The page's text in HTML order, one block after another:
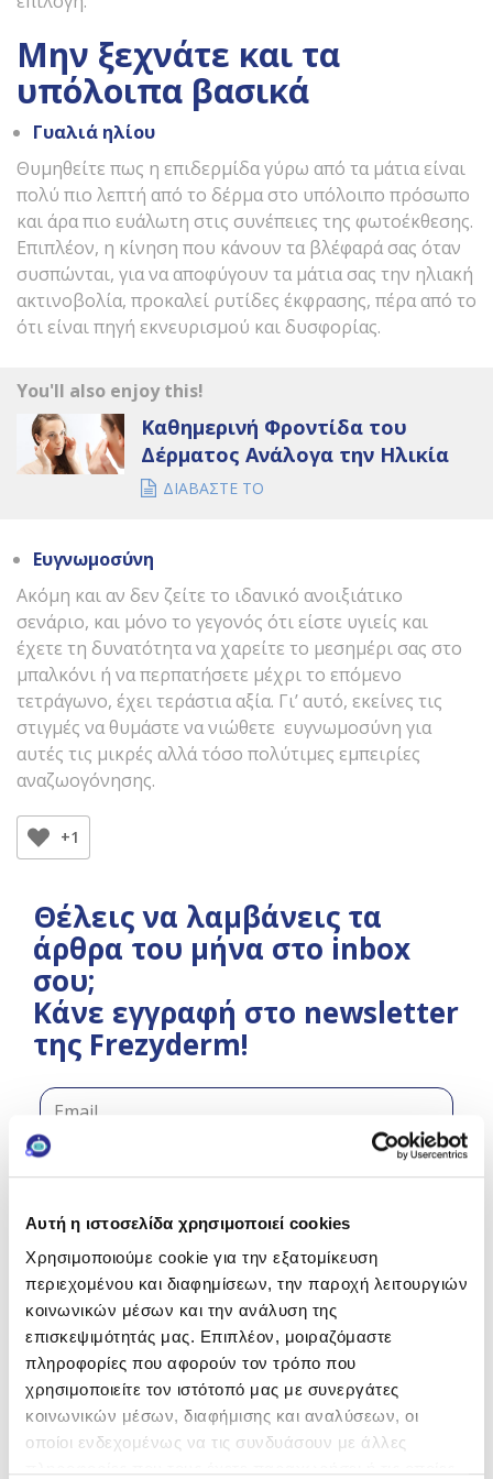
Αυτή η ιστοσελίδα χρησιμοποιεί cookies
Χρησιμοποιούμε cookie για την εξατομίκευση
περιεχομένου και διαφημίσεων, την παροχή λειτουργιών
κοινωνικών μέσων και την ανάλυση της
επισκεψιμότητάς μας. Επιπλέον, μοιραζόμαστε
πληροφορίες που αφορούν τον τρόπο που
χρησιμοποιείτε τον ιστότοπό μας με συνεργάτες
κοινωνικών μέσων, διαφήμισης και αναλύσεων, οι
οποίοι ενδεχομένως να τις συνδυάσουν με άλλες
Μην ξεχνάτε και τα
υπόλοιπα βασικά
Γυαλιά ηλίου
Θυμηθείτε πως η επιδερμίδα γύρω από τα μάτια είναι
πολύ πιο λεπτή από το δέρμα στο υπόλοιπο πρόσωπο
και άρα πιο ευάλωτη στις συνέπειες της φωτοέκθεσης.
Επιπλέον, η κίνηση που κάνουν τα βλέφαρά σας όταν
συσπώνται, για να αποφύγουν τα μάτια σας την ηλιακή
ακτινοβολία, προκαλεί ρυτίδες έκφρασης, πέρα από το
ότι είναι πηγή εκνευρισμού και δυσφορίας.
You'll also enjoy this!
Καθημερινή Φροντίδα του
Δέρματος Ανάλογα την Ηλικία
ΔΙΑΒΑΣΤΕ ΤΟ
Ευγνωμοσύνη
Ακόμη και αν δεν ζείτε το ιδανικό ανοιξιάτικο
σενάριο, και μόνο το γεγονός ότι είστε υγιείς και
έχετε τη δυνατότητα να χαρείτε το μεσημέρι σας στο
μπαλκόνι ή να περπατήσετε μέχρι το επόμενο
τετράγωνο, έχει τεράστια αξία. Γι’ αυτό, εκείνες τις
στιγμές να θυμάστε να νιώθετε ευγνωμοσύνη για
αυτές τις μικρές αλλά τόσο πολύτιμες εμπειρίες
αναζωογόνησης.
+1
Θέλεις να λαμβάνεις τα
άρθρα του μήνα στο
inbox σου;
Κάνε εγγραφή στο
newsletter της
Αποδέχομαι τηνΠολιτική
Απορρήτου.
Εγγραφή
Like it? Share it!
Κάνε εγγραφή στο newsletter
της FREZYDERM και κέρδισε!
Με την εγγραφή σου θα λαμβάνεις
περιεχόμενο που σε αφορά, θα
ενημερώνεσαι για νέα προϊόντα &
νέους διαγωνισμούς, ενώ έχεις τη
δυνατότητα να μπεις σε κλήρωση για